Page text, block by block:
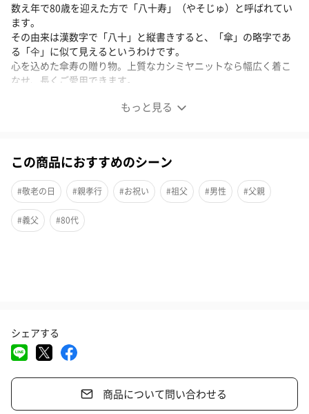
もっと見る
数え年で80歳を迎えた方で「八十寿」（やそじゅ）と呼ばれてい
ます。
その由来は漢数字で「八十」と縦書きすると、「傘」の略字であ
る「仐」に似て見えるというわけです。
心を込めた傘寿の贈り物。上質なカシミヤニットなら幅広く着こ
なせ、長くご愛用できます。
傘寿とは・・・
数え年で80歳を迎えた方で「八十寿」（やそじゅ）と呼ばれてい
ます。
その由来は漢数字で「八十」と縦書きすると、「傘」の略字であ
数え年で88歳を迎えた方で、88は漢数字で「八十八」と縦書きす
ると、「米」となるため
末広がりの八が2つ重なることから大変めでたい年とされていま
す。
この商品におすすめのシーン
#敬老の日 #親孝行 #お祝い #祖父 #男性 #父親
#義父 #80代
シェアする
商品について問い合わせる